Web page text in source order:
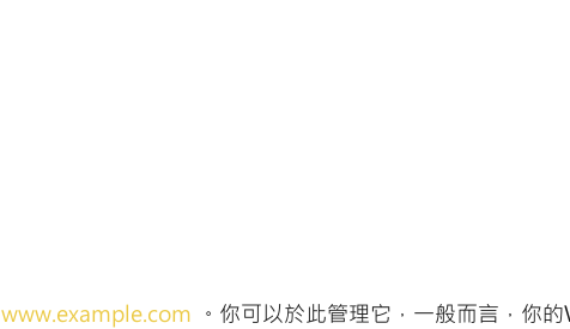
www.example.com 。你可以於此管理它，一般而言，你